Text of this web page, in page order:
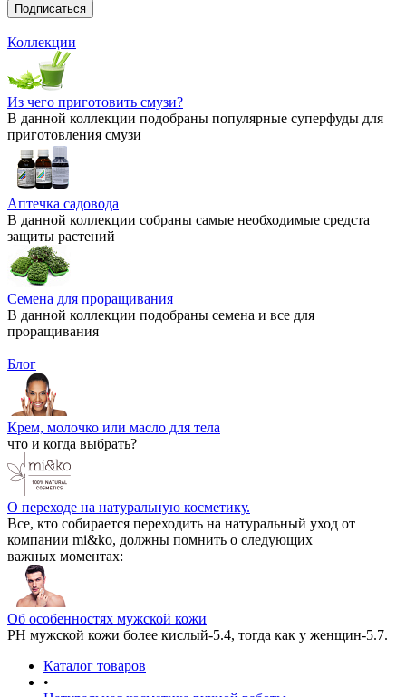
Коллекции
Из чего приготовить смузи?
В данной коллекции подобраны популярные суперфуды для
приготовления смузи
Аптечка садовода
В данной коллекции собраны самые необходимые средста
защиты растений
Семена для проращивания
В данной коллекции подобраны семена и все для
проращивания
Блог
Крем, молочко или масло для тела
что и когда выбрать?
О переходе на натуральную косметику.
Все, кто собирается переходить на натуральный уход от
компании mi&ko, должны помнить о следующих
важных моментах:
Об особенностях мужской кожи
РН мужской кожи более кислый-5.4, тогда как у женщин-5.7.
Каталог товаров
•